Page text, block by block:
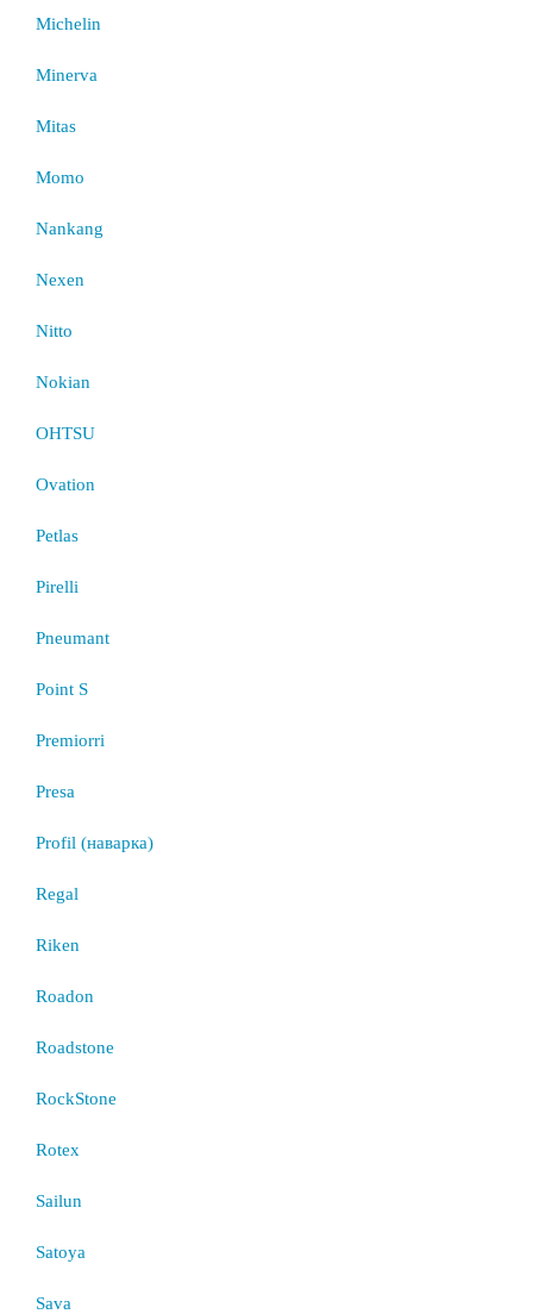
Michelin
Minerva
Mitas
Momo
Nankang
Nexen
Nitto
Nokian
OHTSU
Ovation
Petlas
Pirelli
Pneumant
Point S
Premiorri
Presa
Profil (наварка)
Regal
Riken
Roadon
Roadstone
RockStone
Rotex
Sailun
Satoya
Sava